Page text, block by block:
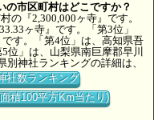
の市区町村はどこですか？
の『2,300,000ヶ寺』です。
ヶ寺』です。「第3位」
す。「第4位」は、高知県吾
位」は、山梨県南巨摩郡早川
神社ランキングの詳細は、
社数ランキング
積100平方Km当たり)